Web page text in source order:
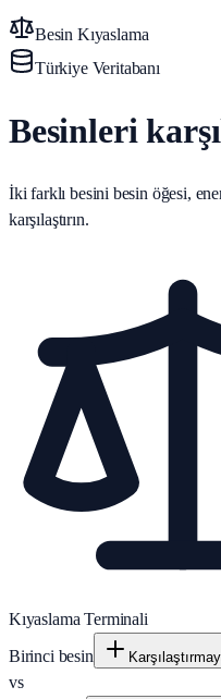
Besin Kıyaslama
Türkiye Veritabanı
Besinleri
İki farklı besini besin öğesi,
karşılaştırın.
Kıyaslama Terminali
Birinci besin
vs